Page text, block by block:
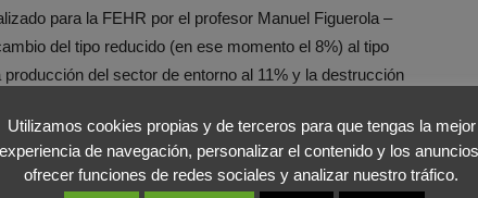
para la FEHR por el profesor Manuel Figuerola –
del tipo reducido (en ese momento el 8%) al tipo
del sector de entorno al 11% y la destrucción
de la hostelería.
un tipo reducido, la caída del consumo en
la destrucción de unos 70.000 empleos.
Utilizamos cookies propias y de terceros para que tengas la mejor
experiencia de navegación, personalizar el contenido y los
ofrecer funciones de redes sociales y analizar nuestro tráfico.